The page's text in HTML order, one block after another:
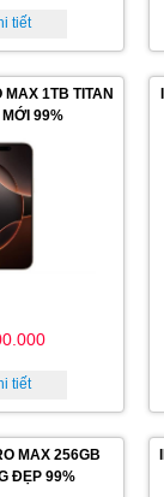
tiết
MAX 1TB TITAN
99%
tiết
MAX 256GB
ĐẸP 99%